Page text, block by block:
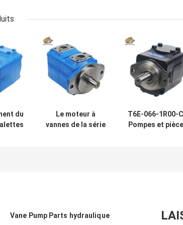
du
Le moteur à
vannes de la série
T6E-066-1R00-
Pompes et
Vane Pump Parts hydraulique